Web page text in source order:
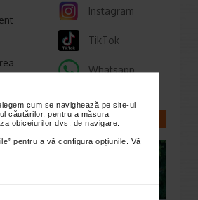
cum se navighează pe site-ul
căutărilor, pentru a măsura
obiceiurilor dvs. de navigare.
pentru a vă configura opțiunile. Vă
Instagram
TikTok
Whatsapp
CELE MAI NOI
ARTICOLE